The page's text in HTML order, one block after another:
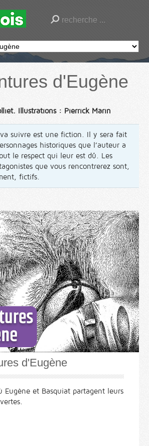
d'Eugène
Illustrations : Pierrick Marin
va suivre est une fiction. Il y sera fait
historiques que l’auteur a
le respect qui leur est dû. Les
que vous rencontrerez sont,
fictifs.
d'Eugène
Eugène et Basquiat partagent leurs